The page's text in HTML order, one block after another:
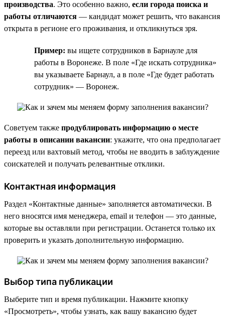
производства. Это особенно важно, если города поиска и
работы отличаются — кандидат может решить, что вакансия
открыта в регионе его проживания, и откликнуться зря.
Пример: вы ищете сотрудников в Барнауле для
работы в Воронеже. В поле «Где искать сотрудника»
вы указываете Барнаул, а в поле «Где будет работать
сотрудник» — Воронеж.
Советуем также продублировать информацию о месте
работы в описании вакансии: укажите, что она предполагает
переезд или вахтовый метод, чтобы не вводить в заблуждение
соискателей и получать релевантные отклики.
Контактная информация
Раздел «Контактные данные» заполняется автоматически. В
него вносятся имя менеджера, email и телефон — это данные,
которые вы оставляли при регистрации. Останется только их
проверить и указать дополнительную информацию.
Выбор типа публикации
Выберите тип и время публикации. Нажмите кнопку
«Просмотреть», чтобы узнать, как вашу вакансию будет